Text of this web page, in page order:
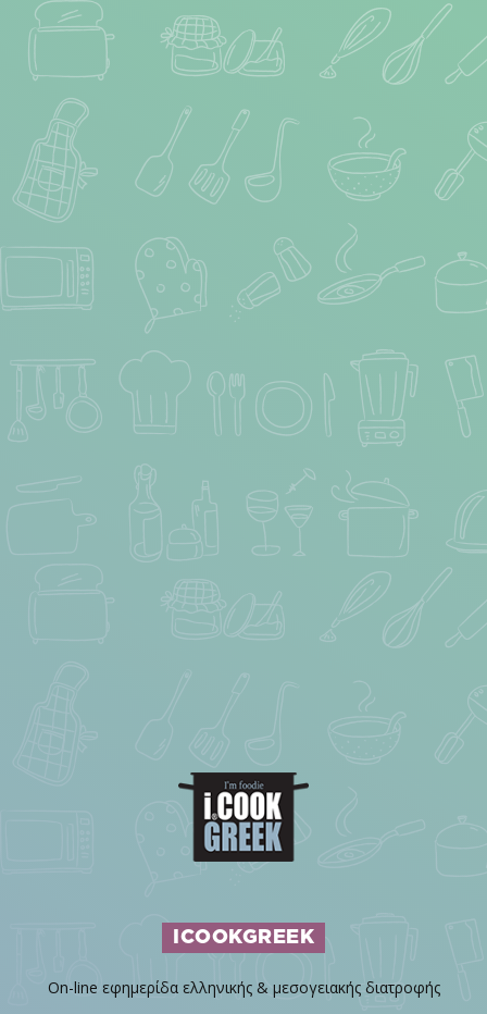
ICOOKGREEK
On-line εφημερίδα ελληνικής & μεσογειακής διατροφής